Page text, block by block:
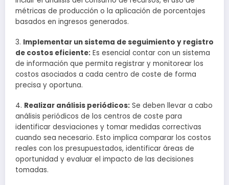
métricas de producción o la aplicación de porcentajes
basados en ingresos generados.
3. Implementar un sistema de seguimiento y registro
de costos eficiente: Es esencial contar con un sistema
de información que permita registrar y monitorear los
costos asociados a cada centro de coste de forma
precisa y oportuna.
4. Realizar análisis periódicos: Se deben llevar a cabo
análisis periódicos de los centros de coste para
identificar desviaciones y tomar medidas correctivas
cuando sea necesario. Esto implica comparar los costos
reales con los presupuestados, identificar áreas de
oportunidad y evaluar el impacto de las decisiones
tomadas.